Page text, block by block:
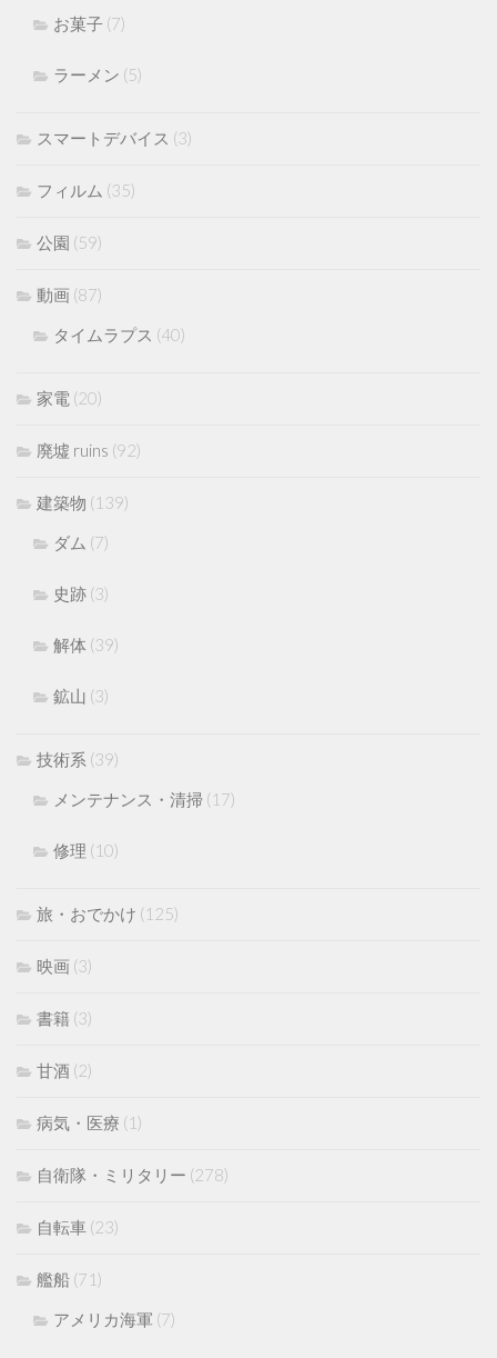
お菓子 (7)
ラーメン (5)
スマートデバイス (3)
フィルム (35)
公園 (59)
動画 (87)
タイムラプス (40)
家電 (20)
廃墟 ruins (92)
建築物 (139)
ダム (7)
史跡 (3)
解体 (39)
鉱山 (3)
技術系 (39)
メンテナンス・清掃 (17)
修理 (10)
旅・おでかけ (125)
映画 (3)
書籍 (3)
甘酒 (2)
病気・医療 (1)
自衛隊・ミリタリー (278)
自転車 (23)
艦船 (71)
アメリカ海軍 (7)